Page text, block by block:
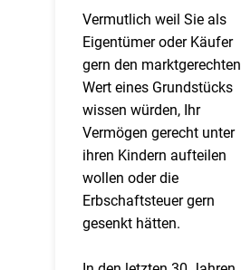
Vermutlich weil Sie als
Eigentümer oder Käufer
gern den marktgerechten
Wert eines Grundstücks
wissen würden, Ihr
Vermögen gerecht unter
ihren Kindern aufteilen
wollen oder die
Erbschaftsteuer gern
gesenkt hätten.